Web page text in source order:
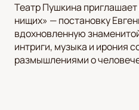
Театр Пушкина
нищих» — постановку
вдохновленную
интриги, музыка и ирония
размышлениями о